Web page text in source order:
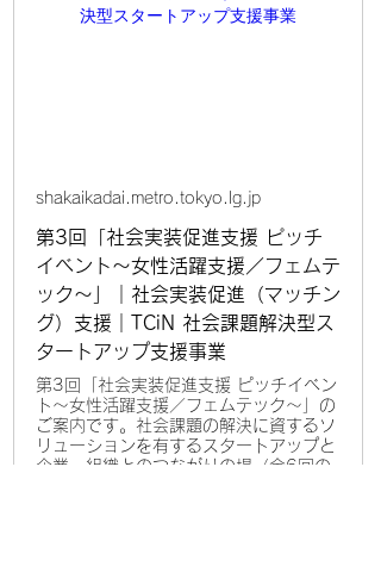
shakaikadai.metro.tokyo.lg.jp
第3回「社会実装促進支援 ピッチ
イベント～女性活躍支援／フェムテ
ック～」｜社会実装促進（マッチン
グ）支援｜TCiN 社会課題解決型ス
タートアップ支援事業
第3回「社会実装促進支援 ピッチイベン
ト～女性活躍支援／フェムテック～」の
ご案内です。社会課題の解決に資するソ
リューションを有するスタートアップと
企業・組織とのつながりの場（全6回の